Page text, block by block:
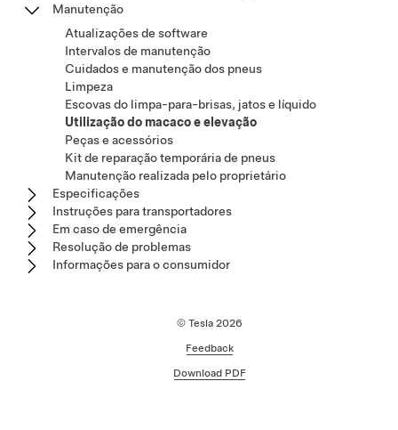
Manutenção
Atualizações de software
Intervalos de manutenção
Cuidados e manutenção dos pneus
Limpeza
Escovas do limpa-para-brisas, jatos e líquido
Utilização do macaco e elevação
Peças e acessórios
Kit de reparação temporária de pneus
Manutenção realizada pelo proprietário
Especificações
Instruções para transportadores
Em caso de emergência
Resolução de problemas
Informações para o consumidor
© Tesla 2026
Feedback
Download PDF